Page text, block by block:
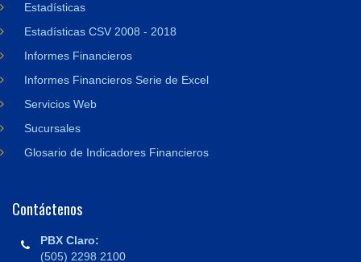
Estadísticas
Estadísticas CSV 2008 - 2018
Informes Financieros
Informes Financieros Serie de Excel
Servicios Web
Sucursales
Glosario de Indicadores Financieros
Contáctenos
PBX Claro:
(505) 2298 2100